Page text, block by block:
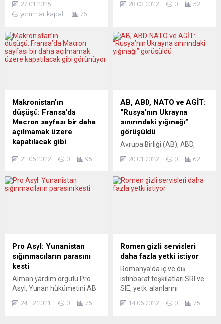
“güvenlik duvarı” çatırdıyor
mu? Almanya, 23 Şubat’taki
yaklaşırken, göç ve iltica
yasalarının sertleştirilmesi
için aşırı sağcı Almanya için
Hıristiyan Demokrat Birlik
(CDU) ve Hıristiyan Sosyal
Birlik (CSU) partilerinin bu...
27.01.2025
yorumlar kapalı
76
tarafından yatırım karşılığı
Belarus vatandaşlarına
verilen “altın pasaportların”
yatırım karşılığı vatandaşlık
uygulamasının
sonlandırılması tavsiyesinde
bulundu. AB Komisyonunun
hazırladığı tavsiye kararında,
AB’nin yaptırım...
28.03.2022 0 52
Makronistan’ın
düşüşü: Fransa’da
Macron sayfası bir daha
açılmamak üzere
kapatılacak gibi
görünüyor
Prof. Dr. M. Şehmus Güzel’e
tansiyonu yüksek olmaya
aday istikrarsız bir döneme
açısından da Fransız
siyasetinin önemi artıyor.”
Kararı siz verin lütfen, işte
Makronistan’ın hali:
2017’deki milletvekili
seçimlerinde tek...
21.06.2022 0 95
AB, ABD, NATO ve AGİT:
“Rusya’nın Ukrayna
sınırındaki yığınağı”
görüşüldü
Avrupa Birliği (AB), ABD,
İşbirliği Teşkilatı (AGİT)
Rusya’nın Ukrayna
sınırındaki tahkimatı ve
Dışişleri Bakanı Anthony
Blinken, AB Dış İlişkiler ve
Güvenlik Politikası Yüksek
Temsilcisi Josep Borrell,
NATO Genel...
20.01.2022 0 62
Pro Asyl: Yunanistan
sığınmacıların parasını
kesti
Alman yardım örgütü Pro
Asyl, Yunan hükümetini AB
ayrılan nakit ödemeleri
24.12.2021 0 76
Romen gizli servisleri
daha fazla yetki istiyor
Romanya’da iç ve dış
istihbarat teşkilatları SRI ve
SIE, yetki alanlarını
kurum tarafından sunulan
14.06.2022 0 75